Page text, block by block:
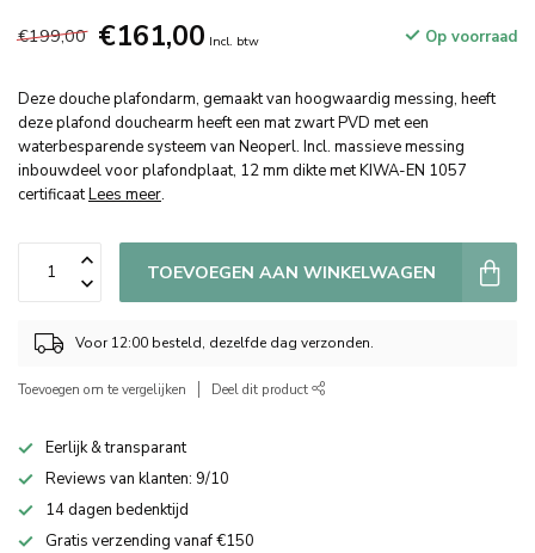
€199,00 €161,00 Incl. btw Op voorraad
Deze douche plafondarm, gemaakt van hoogwaardig messing, heeft
deze plafond douchearm heeft een mat zwart PVD met een
waterbesparende systeem van Neoperl. Incl. massieve messing
inbouwdeel voor plafondplaat, 12 mm dikte met KIWA-EN 1057
certificaatLees meer.
TOEVOEGEN AAN WINKELWAGEN
Voor 12:00 besteld, dezelfde dag verzonden.
Toevoegen om te vergelijken Deel dit product
Eerlijk & transparant
Reviews van klanten: 9/10
14 dagen bedenktijd
Gratis verzending vanaf €150